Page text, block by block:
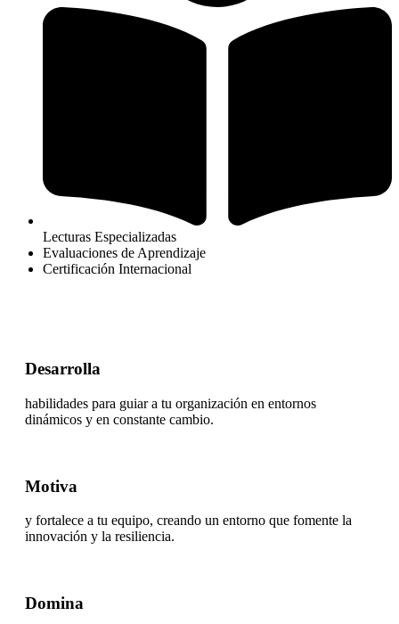
Lecturas Especializadas
Evaluaciones de Aprendizaje
Certificación Internacional
Desarrolla
habilidades para guiar a tu organización en entornos
dinámicos y en constante cambio.
Motiva
y fortalece a tu equipo, creando un entorno que fomente la
innovación y la resiliencia.
Domina